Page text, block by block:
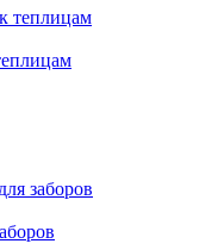
теплицам
заборов